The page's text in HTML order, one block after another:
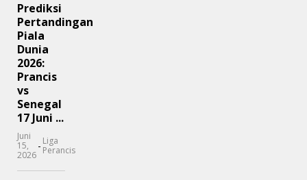
Prediksi
Pertandingan
Piala
Dunia
2026:
Prancis
vs
Senegal
17 Juni ...
Juni
15,
2026
- Liga
Perancis